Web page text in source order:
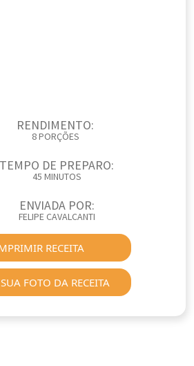
RENDIMENTO:
8 PORÇÕES
TEMPO DE PREPARO:
45 MINUTOS
ENVIADA POR:
FELIPE CAVALCANTI
RECEITA
FOTO DA RECEITA